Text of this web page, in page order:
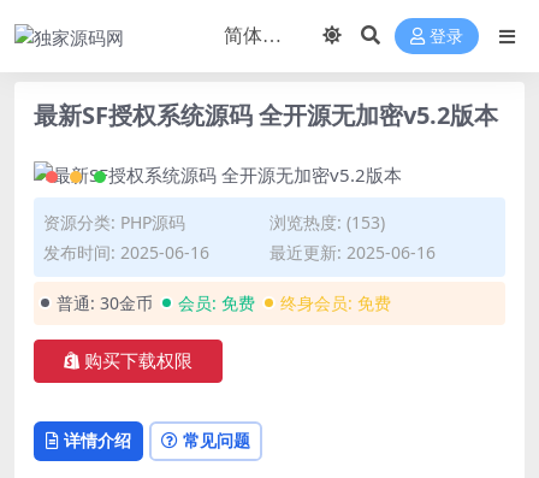
登录
最新SF授权系统源码 全开源无加密v5.2版本
资源分类: PHP源码
浏览热度: (153)
发布时间: 2025-06-16
最近更新: 2025-06-16
普通: 30金币 会员: 免费 终身会员: 免费
购买下载权限
详情介绍 常见问题